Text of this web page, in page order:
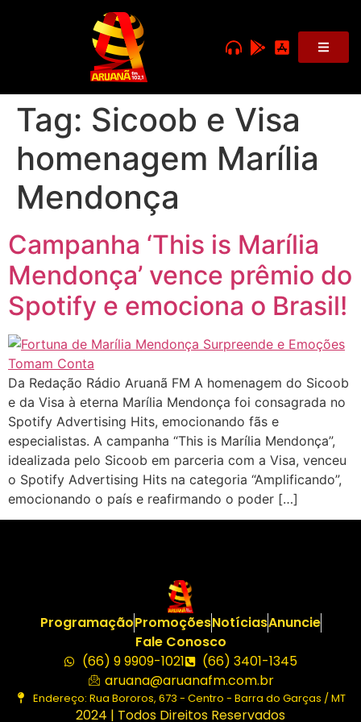
Tag: Sicoob e Visa
homenagem Marília
Mendonça
Campanha ‘This is Marília
Mendonça’ vence prêmio do
Spotify e emociona o Brasil!
Da Redação Rádio Aruanã FM A homenagem do Sicoob
e da Visa à eterna Marília Mendonça foi consagrada no
Spotify Advertising Hits, emocionando fãs e
especialistas. A campanha “This is Marília Mendonça”,
idealizada pelo Sicoob em parceria com a Visa, venceu
o Spotify Advertising Hits na categoria “Amplificando”,
emocionando o país e reafirmando o poder […]
ProgramaçãoPromoçõesNotíciasAnuncie
Fale Conosco
(66) 9 9909-1021
(66) 3401-1345
aruana@aruanafm.com.br
Endereço: Rua Bororos, 673 - Centro - Barra do Garças / MT
2024 | Todos Direitos Reservados